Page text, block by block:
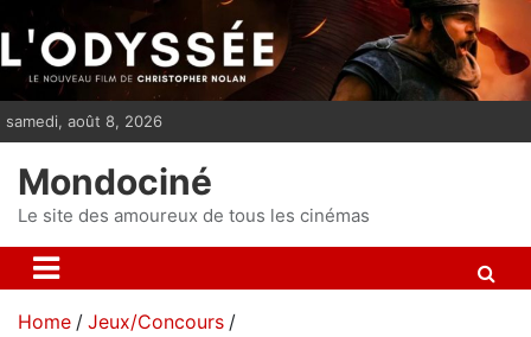
i
p
n
samedi, août 8, 2026
Mondociné
Le site des amoureux de tous les cinémas
Home
Jeux/Concours